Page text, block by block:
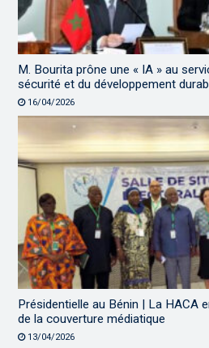
M. Bourita prône une « IA » au
sécurité et du développement
16/04/2026
Présidentielle au Bénin | La HACA
de la couverture médiatique
13/04/2026